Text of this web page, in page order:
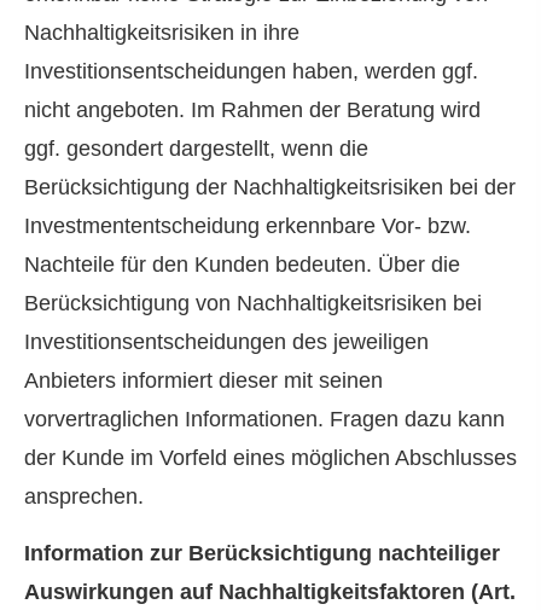
Nachhaltigkeitsrisiken in ihre
Investitionsentscheidungen haben, werden ggf.
nicht angeboten. Im Rahmen der Beratung wird
ggf. gesondert dargestellt, wenn die
Berücksichtigung der Nachhaltigkeitsrisiken bei der
Investmententscheidung erkennbare Vor- bzw.
Nachteile für den Kunden bedeuten. Über die
Berücksichtigung von Nachhaltigkeitsrisiken bei
Investitionsentscheidungen des jeweiligen
Anbieters informiert dieser mit seinen
vorvertraglichen Informationen. Fragen dazu kann
der Kunde im Vorfeld eines möglichen Abschlusses
ansprechen.
Information zur Berücksichtigung nachteiliger
Auswirkungen auf Nachhaltigkeitsfaktoren (Art.